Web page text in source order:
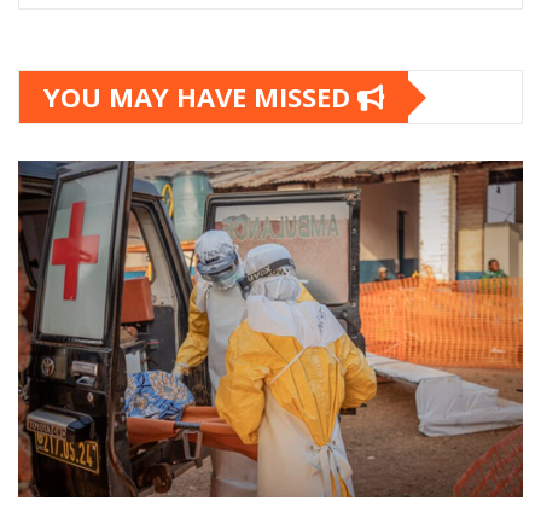
YOU MAY HAVE MISSED